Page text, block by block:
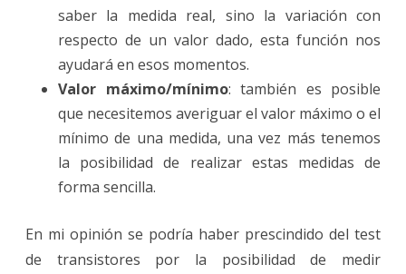
saber la medida real, sino la variación con
respecto de un valor dado, esta función nos
ayudará en esos momentos.
Valor máximo/mínimo: también es posible
que necesitemos averiguar el valor máximo o el
mínimo de una medida, una vez más tenemos
la posibilidad de realizar estas medidas de
forma sencilla.
En mi opinión se podría haber prescindido del test
de transistores por la posibilidad de medir